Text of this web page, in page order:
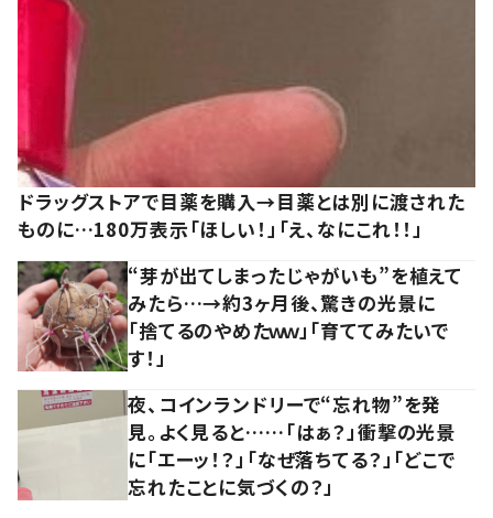
ドラッグストアで目薬を購入→目薬とは別に渡された
ものに…180万表示「ほしい！」「え、なにこれ！！」
“芽が出てしまったじゃがいも”を植えて
みたら…→約3ヶ月後、驚きの光景に
「捨てるのやめたｗｗ」「育ててみたいで
す！」
夜、コインランドリーで“忘れ物”を発
見。よく見ると……「はぁ？」衝撃の光景
に「エーッ！？」「なぜ落ちてる？」「どこで
忘れたことに気づくの？」